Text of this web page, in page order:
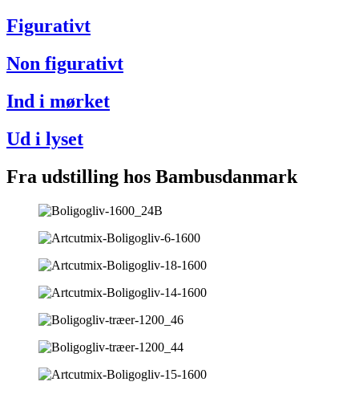
Figurativt
Non figurativt
Ind i mørket
Ud i lyset
Fra udstilling hos Bambusdanmark